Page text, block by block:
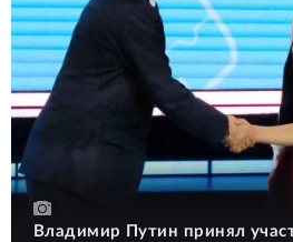
Владимир Путин принял